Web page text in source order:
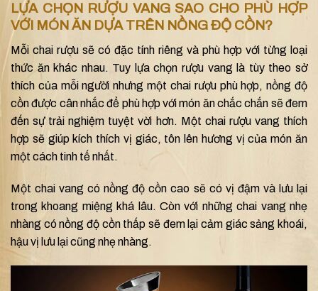
LỰA CHỌN RƯỢU VANG SAO CHO PHÙ HỢP
VỚI MÓN ĂN DỰA TRÊN NỒNG ĐỘ CỒN?
Mỗi chai rượu sẽ có đặc tính riêng và phù hợp với từng loại
thức ăn khác nhau. Tuy lựa chọn rượu vang là tùy theo sở
thích của mỗi người nhưng một chai rượu phù hợp, nồng độ
cồn được cân nhắc để phù hợp với món ăn chắc chắn sẽ đem
đến sự trải nghiệm tuyệt vời hơn. Một chai rượu vang thích
hợp sẽ giúp kích thích vị giác, tôn lên hương vị của món ăn
một cách tinh tế nhất.
Một chai vang có nồng độ cồn cao sẽ có vị đậm và lưu lại
trong khoang miệng khá lâu. Còn với những chai vang nhẹ
nhàng có nồng độ cồn thấp sẽ đem lại cảm giác sảng khoái,
hậu vị lưu lại cũng nhẹ nhàng.